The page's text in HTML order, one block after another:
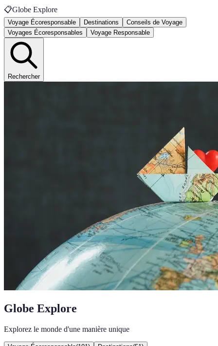
📋Globe Explore
Voyage Écoresponsable Destinations
Conseils de Voyage
Voyages Écoresponsables
Voyage Responsable
Rechercher
Globe Explore
Explorez le monde d'une manière unique